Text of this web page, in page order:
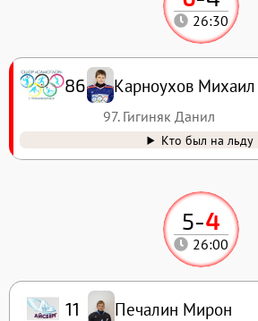
5-4
26:00
11 Печалин Мирон
26:30
86 Карноухов Михаил
97. Гигиняк Данил
Кто был на льду